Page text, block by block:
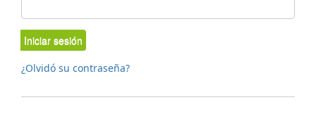
Iniciar sesión
¿Olvidó su contraseña?